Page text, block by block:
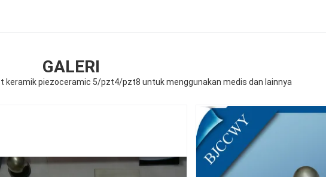
GALERI
keramik piezoceramic 5/pzt4/pzt8 untuk menggunakan medis dan lainnya